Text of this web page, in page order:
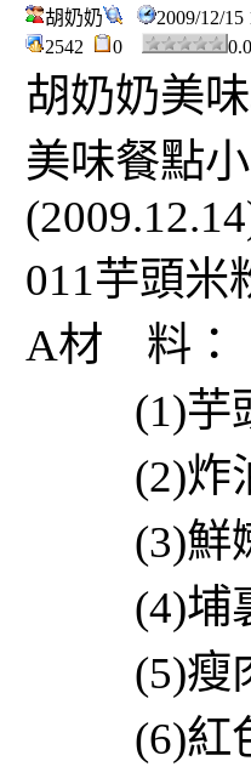
胡奶奶
2009/12/
2542
0
胡奶奶美
美味餐點
011芋頭米
A材 料：
(1)芋
(2)炸
(3)鮮嫩
(4)埔
(5)瘦肉
(6)紅色